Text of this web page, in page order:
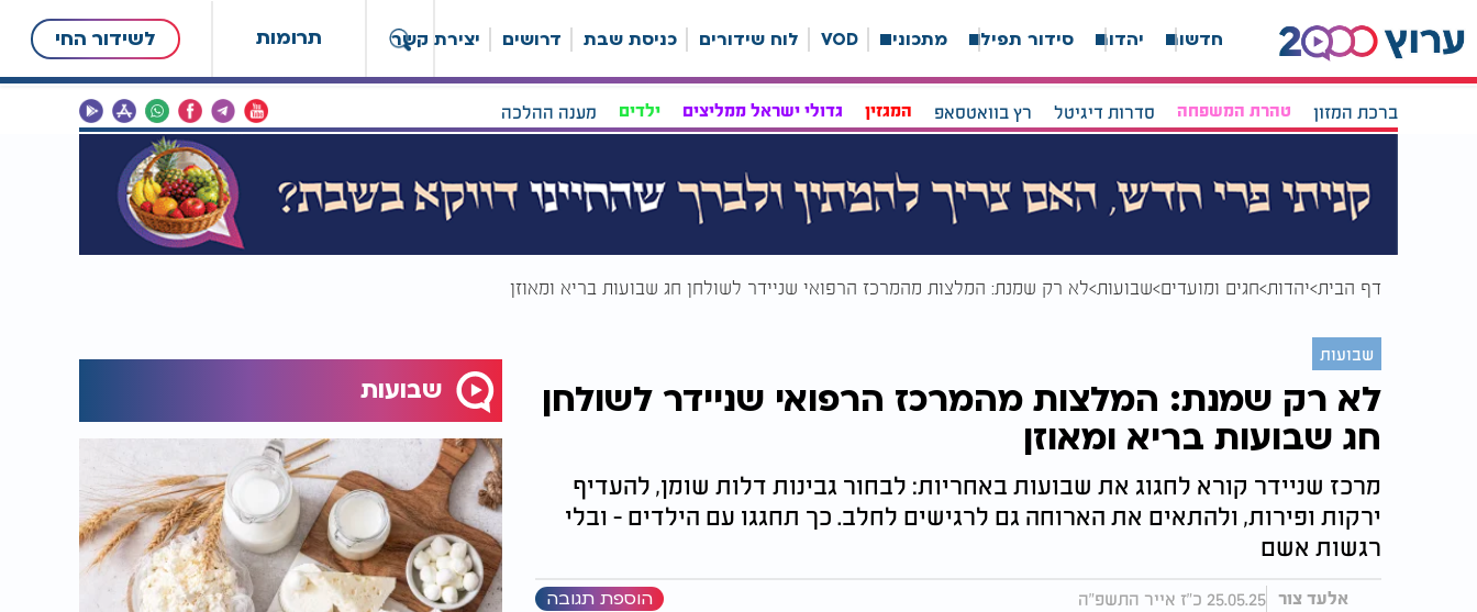
תרומות לשידור החי חדשות יהדות סידור תפילה מתכונים VOD לוח שידורים כניסת שבת דרושים יצירת קשר
ברכת המזון טהרת המשפחה סדרות דיגיטל רץ בוואטסאפ המגזין גדולי ישראל ממליצים ילדים מענה ההלכה
דף הבית יהדות חגים ומועדים שבועות לא רק שמנת: המלצות מהמרכז הרפואי שניידר לשולחן חג שבועות בריא ומאוזן
שבועות
לא רק שמנת: המלצות מהמרכז הרפואי שניידר לשולחן
חג שבועות בריא ומאוזן
מרכז שניידר קורא לחגוג את שבועות באחריות: לבחור גבינות דלות שומן, להעדיף
ירקות ופירות, ולהתאים את הארוחה גם לרגישים לחלב. כך תחגגו עם הילדים - ובלי
רגשות אשם
אלעד צור 25.05.25 כ"ז אייר התשפ"ה הוספת תגובה
שבועות